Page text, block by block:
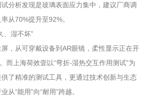
分析发现是玻璃表面应力集中，建议厂商调
从70%提升至92%。
、湿不坏”
，从可穿戴设备到AR眼镜，柔性显示正在开
而上海荷效壹以“弯折-湿热交互作用测试”为
了精准的测试工具，更通过技术创新与生态
从“能用”向“耐用”跨越。